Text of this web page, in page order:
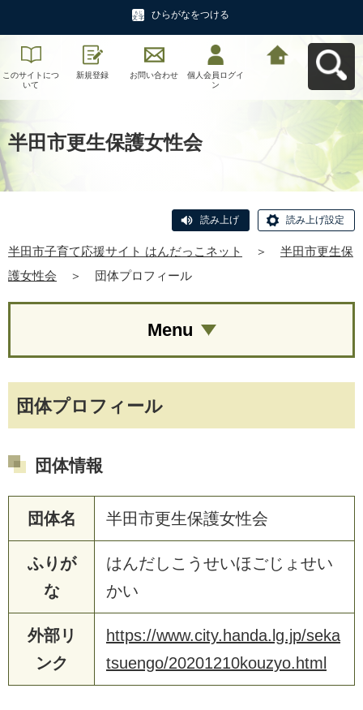
ひらがなをつける
このサイトにつ
いて
新規登録 お問い合わせ
個人会員ログイ
ン
半田市更生保護女性会
読み上げ 読み上げ設定
半田市子育て応援サイト はんだっこネット ＞
半田市更生保
護女性会
＞ 団体プロフィール
団体プロフィール
団体情報
団体名 半田市更生保護女性会
ふりが
な
はんだしこうせいほごじょせい
かい
外部リ
ンク
https://www.city.handa.lg.jp/seka
tsuengo/20201210kouzyo.html
Menu